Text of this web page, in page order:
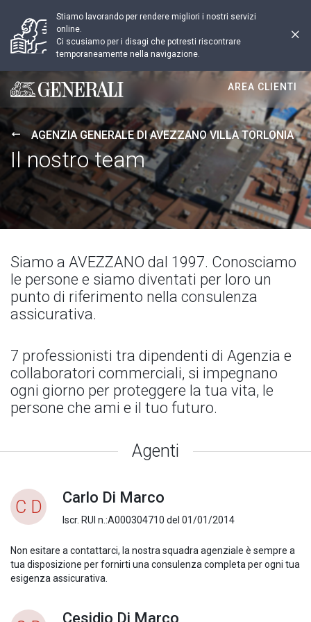
Stiamo lavorando per rendere migliori i nostri servizi
online.
Ci scusiamo per i disagi che potresti riscontrare
temporaneamente nella navigazione.
Generali logo
AREA CLIENTI
AGENZIA GENERALE DI AVEZZANO VILLA TORLONIA
Il nostro team
Siamo a AVEZZANO dal 1997. Conosciamo
le persone e siamo diventati per loro un
punto di riferimento nella consulenza
assicurativa.
7 professionisti tra dipendenti di Agenzia e
collaboratori commerciali, si impegnano
ogni giorno per proteggere la tua vita, le
persone che ami e il tuo futuro.
Agenti
C D Carlo Di Marco
Iscr. RUI n.:A000304710 del 01/01/2014
Non esitare a contattarci, la nostra squadra agenziale è sempre a
tua disposizione per fornirti una consulenza completa per ogni tua
esigenza assicurativa.
Cesidio Di Marco